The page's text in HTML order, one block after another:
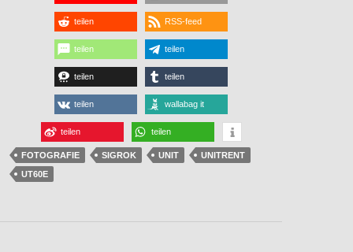
teilen RSS-feed
teilen teilen
teilen teilen
teilen wallabag it
teilen teilen
FOTOGRAFIE SIGROK UNIT
UNITRENT
UT60E